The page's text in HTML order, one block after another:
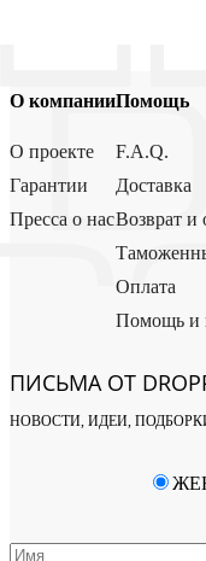
О компании
О проекте
Гарантии
Пресса о нас
Помощь
F.A.Q.
Доставка
Возврат и
Оплата
Помощь и
ПИСЬМА ОТ
НОВОСТИ, ИДЕИ,